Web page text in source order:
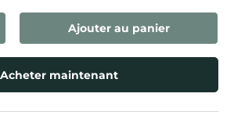
la quantité
Ajouter au panier
Acheter maintenant